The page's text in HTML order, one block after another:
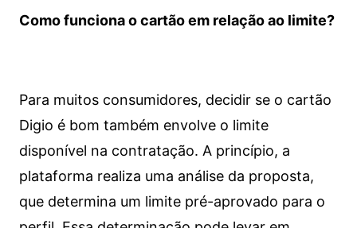
Como funciona o cartão em relação ao limite?
Para muitos consumidores, decidir se o cartão
Digio é bom também envolve o limite
disponível na contratação. A princípio, a
plataforma realiza uma análise da proposta,
que determina um limite pré-aprovado para o